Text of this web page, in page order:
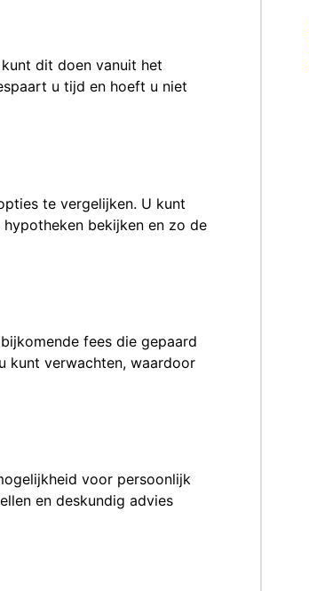
dit doen vanuit het
u tijd en hoeft u niet
te vergelijken. U kunt
bekijken en zo de
fees die gepaard
kunt verwachten, waardoor
voor persoonlijk
en deskundig advies